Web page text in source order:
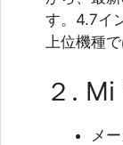
す。4.7イ
上位機種
２.
メ